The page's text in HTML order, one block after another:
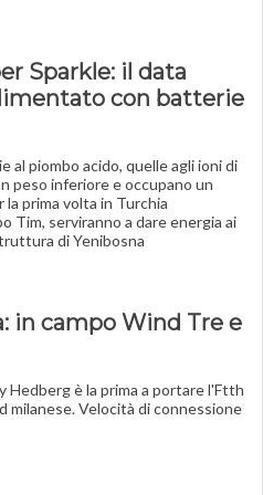
Sparkle: il data
con batterie
al piombo acido, quelle agli ioni di
peso inferiore e occupano un
prima volta in Turchia
Tim, serviranno a dare energia ai
di Yenibosna
in campo Wind Tre e
Hedberg è la prima a portare l'Ftth
milanese. Velocità di connessione